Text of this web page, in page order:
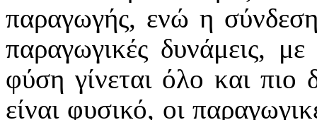
παραγωγής, ενώ η
παραγωγικές δυνάμεις,
φύση γίνεται όλο και
είναι φυσικό, οι